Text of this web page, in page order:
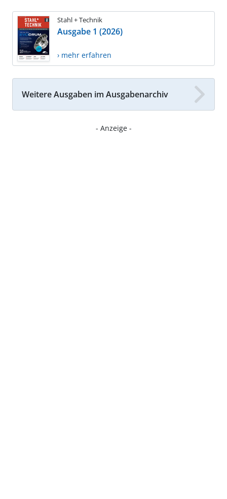
Stahl + Technik
Ausgabe 1 (2026)
› mehr erfahren
Weitere Ausgaben im Ausgabenarchiv
- Anzeige -